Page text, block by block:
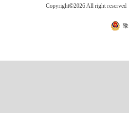
Copyright©2026 All right